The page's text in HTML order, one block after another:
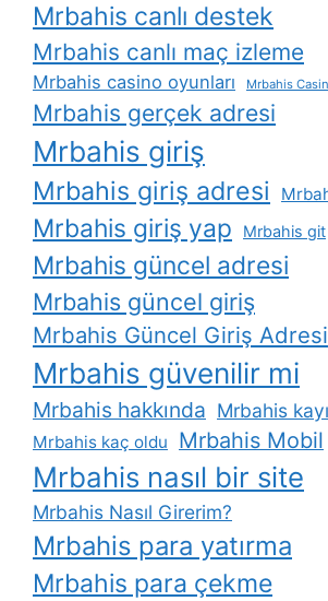
Mrbahis canlı destek
Mrbahis canlı maç izleme
Mrbahis casino oyunları Mrbahis
Mrbahis gerçek adresi
Mrbahis giriş
Mrbahis giriş adresi
Mrbahis giriş yap Mrbahis git
Mrbahis güncel adresi
Mrbahis güncel giriş
Mrbahis Güncel Giriş Adresi
Mrbahis güvenilir mi
Mrbahis hakkında Mrbahis
Mrbahis kaç oldu Mrbahis Mobil
Mrbahis nasıl bir site
Mrbahis Nasıl Girerim?
Mrbahis para yatırma
Mrbahis para çekme